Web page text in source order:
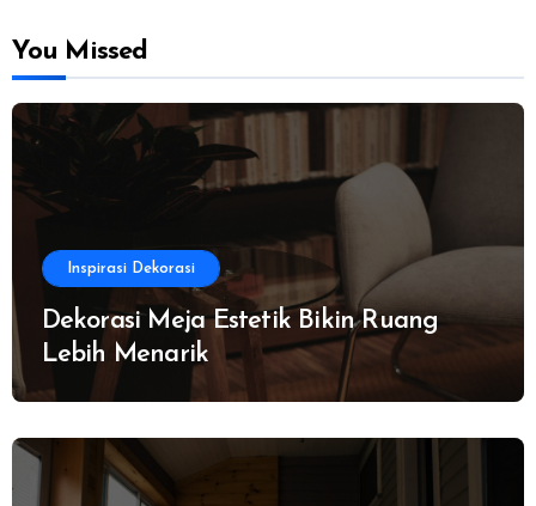
You Missed
Inspirasi Dekorasi
Dekorasi Meja Estetik Bikin Ruang
Lebih Menarik